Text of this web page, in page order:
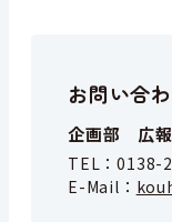
お問い合
企画部 広
TEL：0138-
E-Mail：